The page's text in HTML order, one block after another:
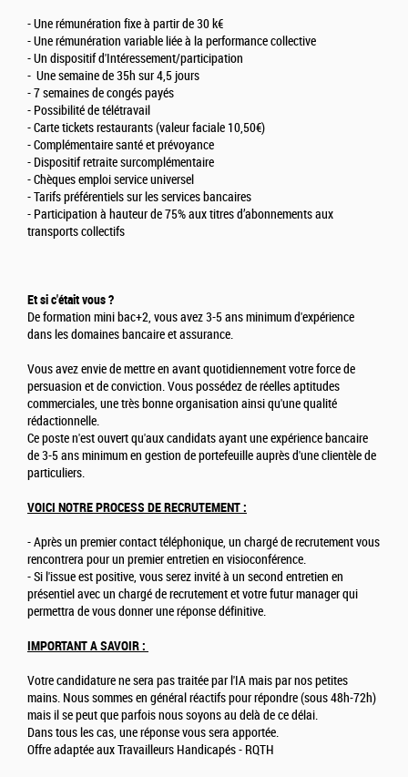
- Une rémunération fixe à partir de 30 k€
- Une rémunération variable liée à la performance collective
- Un dispositif d'Intéressement/participation
- Une semaine de 35h sur 4,5 jours
- 7 semaines de congés payés
- Possibilité de télétravail
- Carte tickets restaurants (valeur faciale 10,50€)
- Complémentaire santé et prévoyance
- Dispositif retraite surcomplémentaire
- Chèques emploi service universel
- Tarifs préférentiels sur les services bancaires
- Participation à hauteur de 75% aux titres d’abonnements aux
transports collectifs
Et si c'était vous ?
De formation mini bac+2, vous avez 3-5 ans minimum d'expérience
dans les domaines bancaire et assurance.
Vous avez envie de mettre en avant quotidiennement votre force de
persuasion et de conviction. Vous possédez de réelles aptitudes
commerciales, une très bonne organisation ainsi qu'une qualité
rédactionnelle.
Ce poste n'est ouvert qu'aux candidats ayant une expérience bancaire
de 3-5 ans minimum en gestion de portefeuille auprès d'une clientèle de
particuliers.
VOICI NOTRE PROCESS DE RECRUTEMENT :
- Après un premier contact téléphonique, un chargé de recrutement vous
rencontrera pour un premier entretien en visioconférence.
- Si l'issue est positive, vous serez invité à un second entretien en
présentiel avec un chargé de recrutement et votre futur manager qui
permettra de vous donner une réponse définitive.
IMPORTANT A SAVOIR :
Votre candidature ne sera pas traitée par l'IA mais par nos petites
mains. Nous sommes en général réactifs pour répondre (sous 48h-72h)
mais il se peut que parfois nous soyons au delà de ce délai.
Dans tous les cas, une réponse vous sera apportée.
Offre adaptée aux Travailleurs Handicapés - RQTH